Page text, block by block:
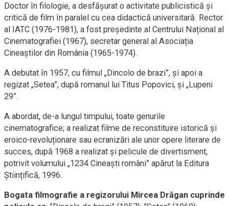
Doctor în filologie, a desfășurat o activitate publicistică și
critică de film în paralel cu cea didactică universitară. Rector
al IATC (1976-1981), a fost președinte al Centrului Național al
Cinematografiei (1967), secretar general al Asociația
Cineaștilor din România (1965-1974).
A debutat în 1957, cu filmul „Dincolo de brazi”, și apoi a
regizat „Setea”, după romanul lui Titus Popovici, și „Lupeni
29”.
A abordat, de-a lungul timpului, toate genurile
cinematografice; a realizat filme de reconstituire istorică și
eroico-revoluționare sau ecranizări ale unor opere literare de
succes, după 1968 a realizat și pelicule de divertisment,
potrivit volumului „1234 Cineaști români” apărut la Editura
Științifică, 1996.
Bogata filmografie a regizorului Mircea Drăgan cuprinde